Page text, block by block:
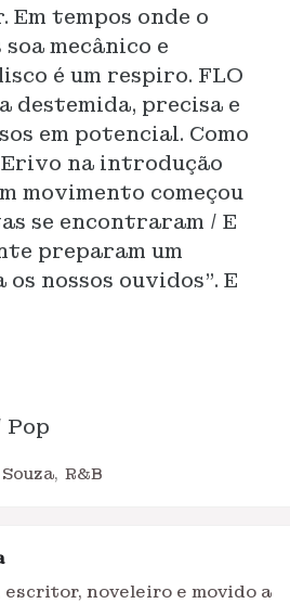
Em tempos onde o
mecânico e
é um respiro. FLO
destemida, precisa e
em potencial. Como
na introdução
movimento começou
se encontraram / E
preparam um
nossos ouvidos”. E
Pop
R&B
noveleiro e movido a